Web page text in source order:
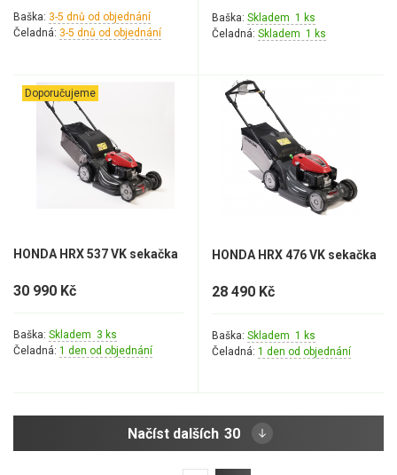
Baška: 3-5 dnů od objednání
Čeladná: 3-5 dnů od objednání
Baška: Skladem 1 ks
Čeladná: Skladem 1 ks
Doporučujeme
HONDA HRX 537 VK sekačka
30 990 Kč
Baška: Skladem 3 ks
Čeladná: 1 den od objednání
HONDA HRX 476 VK sekačka
28 490 Kč
Baška: Skladem 1 ks
Čeladná: 1 den od objednání
Načíst dalších 30